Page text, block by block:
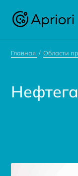
Главная Области